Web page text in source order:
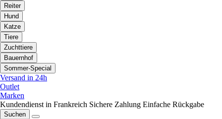
Reiter
Hund
Katze
Tiere
Zuchttiere
Bauernhof
Sommer-Special
Versand in 24h
Outlet
Marken
Kundendienst in Frankreich Sichere Zahlung Einfache Rückgabe
Suchen